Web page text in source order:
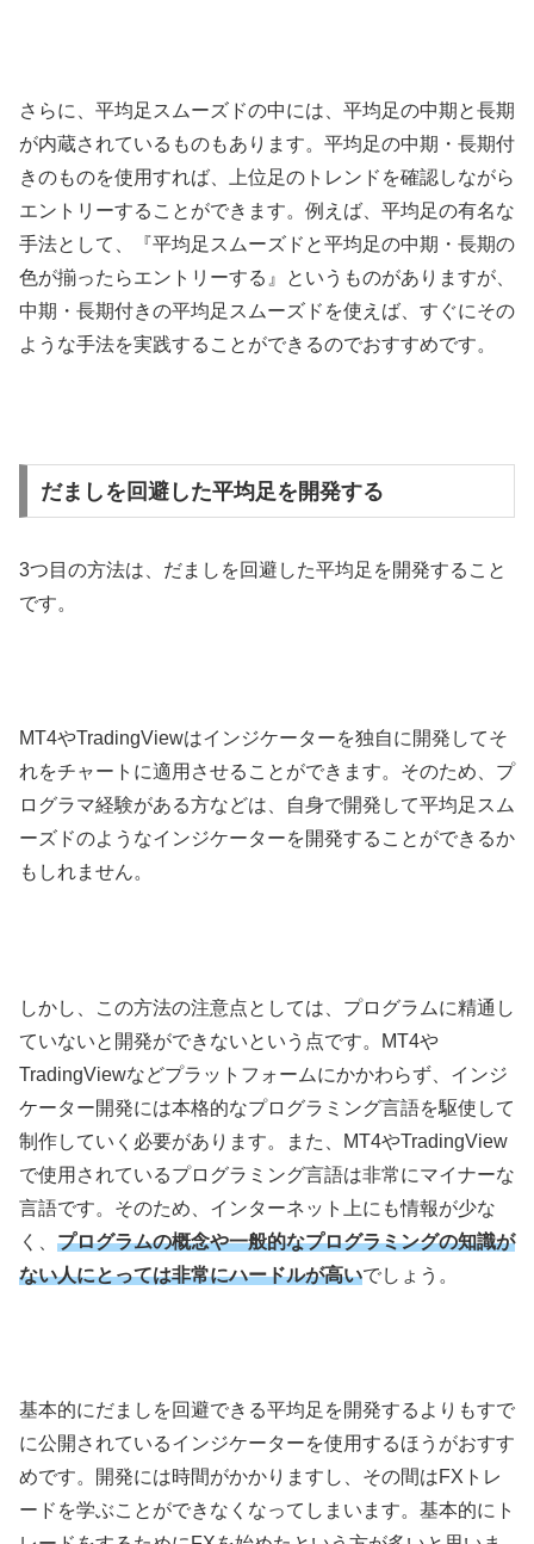
さらに、平均足スムーズドの中には、平均足の中期と長期
が内蔵されているものもあります。平均足の中期・長期付
きのものを使用すれば、上位足のトレンドを確認しながら
エントリーすることができます。例えば、平均足の有名な
手法として、『平均足スムーズドと平均足の中期・長期の
色が揃ったらエントリーする』というものがありますが、
中期・長期付きの平均足スムーズドを使えば、すぐにその
ような手法を実践することができるのでおすすめです。
だましを回避した平均足を開発する
3つ目の方法は、だましを回避した平均足を開発すること
です。
MT4やTradingViewはインジケーターを独自に開発してそ
れをチャートに適用させることができます。そのため、プ
ログラマ経験がある方などは、自身で開発して平均足スム
ーズドのようなインジケーターを開発することができるか
もしれません。
しかし、この方法の注意点としては、プログラムに精通し
ていないと開発ができないという点です。
MT4や
TradingViewなどプラットフォームにかかわらず、インジ
ケーター開発には本格的なプログラミング言語を駆使して
制作していく必要があります。また、
MT4やTradingView
で使用されているプログラミング言語は非常にマイナーな
言語です。そのため、インターネット上にも情報が少な
く、 プログラムの概念や一般的なプログラミングの知識が
ない人にとっては非常にハードルが高いでしょう。
基本的にだましを回避できる平均足を開発するよりもすで
に公開されているインジケーターを使用するほうがおすす
めです。開発には時間がかかりますし、その間はFX トレ
ードを学ぶことができなくなってしまいます。基本的にト